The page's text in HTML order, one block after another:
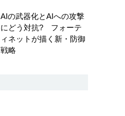
AIの武器化とAIへの攻撃
にどう対抗? フォーテ
ィネットが描く新・防御
戦略